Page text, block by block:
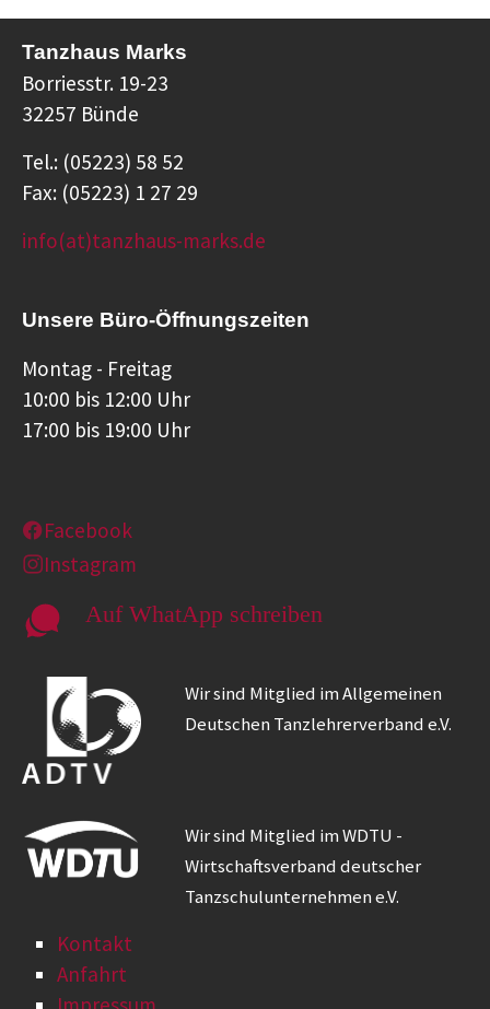
Tanzhaus Marks
Borriesstr. 19-23
32257 Bünde
Tel.: (05223) 58 52
Fax: (05223) 1 27 29
info(at)tanzhaus-marks.de
Unsere Büro-Öffnungszeiten
Montag - Freitag
10:00 bis 12:00 Uhr
17:00 bis 19:00 Uhr
Facebook
Instagram
Auf WhatApp schreiben
Wir sind Mitglied im Allgemeinen
Deutschen Tanzlehrerverband e.V.
Wir sind Mitglied im WDTU -
Wirtschaftsverband deutscher
Tanzschulunternehmen e.V.
Kontakt
Anfahrt